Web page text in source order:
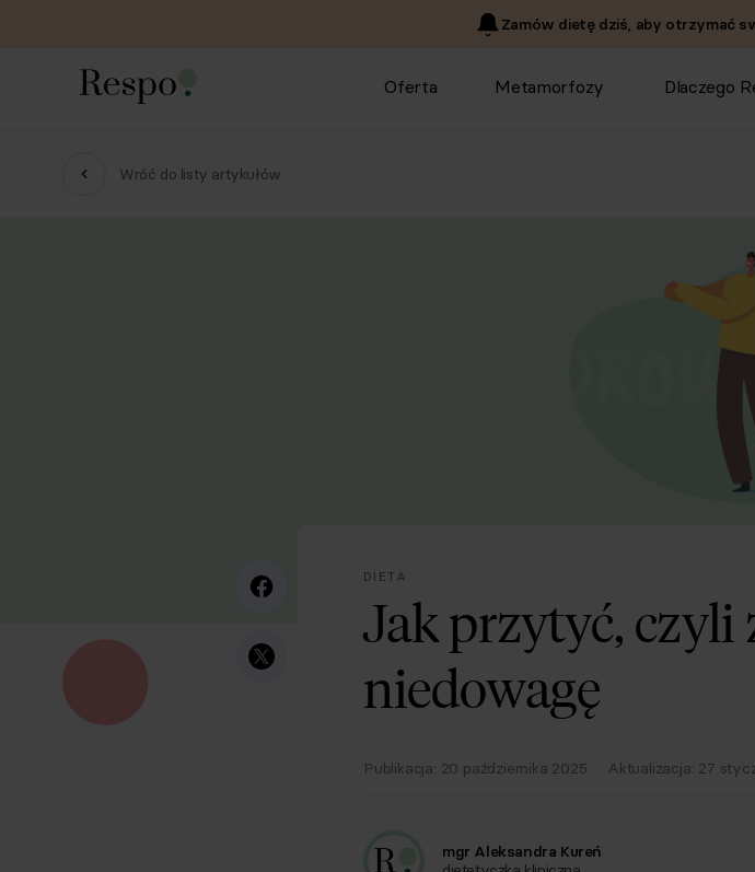
Zamów dietę dziś, aby otrzymać
Oferta Metamorfozy Dlaczego
Wróć do listy artykułów
DIETA
Jak przytyć, czyli
niedowagę
Publikacja: 20 października 2025 · Aktualizacja: 27
mgr Aleksandra Kureń